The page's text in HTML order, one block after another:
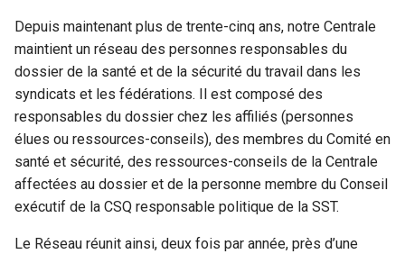
Depuis maintenant plus de trente-cinq ans, notre Centrale
maintient un réseau des personnes responsables du
dossier de la santé et de la sécurité du travail dans les
syndicats et les fédérations. Il est composé des
responsables du dossier chez les affiliés (personnes
élues ou ressources-conseils), des membres du Comité en
santé et sécurité, des ressources-conseils de la Centrale
affectées au dossier et de la personne membre du Conseil
exécutif de la CSQ responsable politique de la SST.
Le Réseau réunit ainsi, deux fois par année, près d’une